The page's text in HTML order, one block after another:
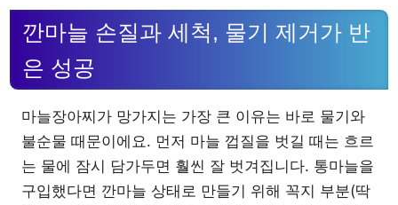
깐마늘 손질과 세척, 물기 제거가 반
은 성공
마늘장아찌가 망가지는 가장 큰 이유는 바로 물기와
불순물 때문이에요. 먼저 마늘 껍질을 벗길 때는 흐르
는 물에 잠시 담가두면 훨씬 잘 벗겨집니다. 통마늘을
구입했다면 깐마늘 상태로 만들기 위해 꼭지 부분(딱